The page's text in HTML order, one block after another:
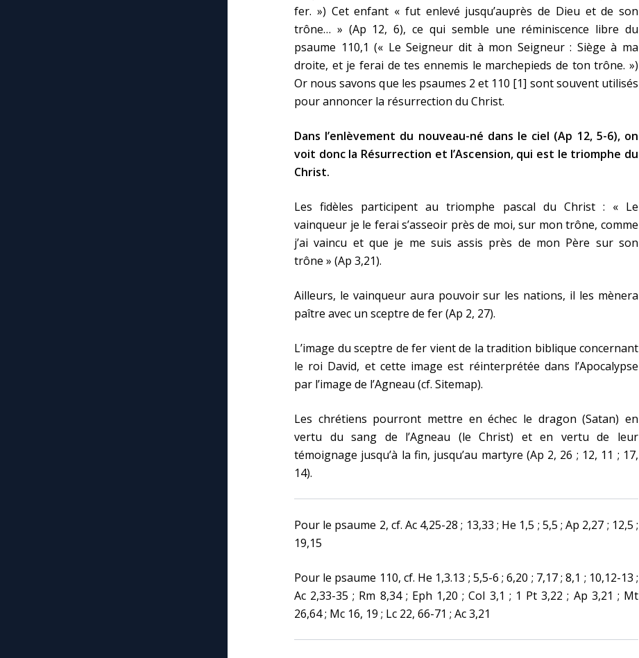
fer. ») Cet enfant « fut enlevé jusqu’auprès de Dieu et de son
trône… » (Ap 12, 6), ce qui semble une réminiscence libre du
psaume 110,1 (« Le Seigneur dit à mon Seigneur : Siège à ma
droite, et je ferai de tes ennemis le marchepieds de ton trône. »)
Or nous savons que les psaumes 2 et 110 [1] sont souvent utilisés
pour annoncer la résurrection du Christ.
Dans l’enlèvement du nouveau-né dans le ciel (Ap 12, 5-6), on
voit donc la Résurrection et l’Ascension, qui est le triomphe du
Christ.
Les fidèles participent au triomphe pascal du Christ : « Le
vainqueur je le ferai s’asseoir près de moi, sur mon trône, comme
j’ai vaincu et que je me suis assis près de mon Père sur son
trône » (Ap 3,21).
Ailleurs, le vainqueur aura pouvoir sur les nations, il les mènera
paître avec un sceptre de fer (Ap 2, 27).
L’image du sceptre de fer vient de la tradition biblique concernant
le roi David, et cette image est réinterprétée dans l’Apocalypse
par l’image de l’Agneau (cf. Sitemap).
Les chrétiens pourront mettre en échec le dragon (Satan) en
vertu du sang de l’Agneau (le Christ) et en vertu de leur
témoignage jusqu’à la fin, jusqu’au martyre (Ap 2, 26 ; 12, 11 ; 17,
14).
Pour le psaume 2, cf. Ac 4,25-28 ; 13,33 ; He 1,5 ; 5,5 ; Ap 2,27 ; 12,5 ;
19,15
Pour le psaume 110, cf. He 1,3.13 ; 5,5-6 ; 6,20 ; 7,17 ; 8,1 ; 10,12-13 ;
Ac 2,33-35 ; Rm 8,34 ; Eph 1,20 ; Col 3,1 ; 1 Pt 3,22 ; Ap 3,21 ; Mt
26,64 ; Mc 16, 19 ; Lc 22, 66-71 ; Ac 3,21